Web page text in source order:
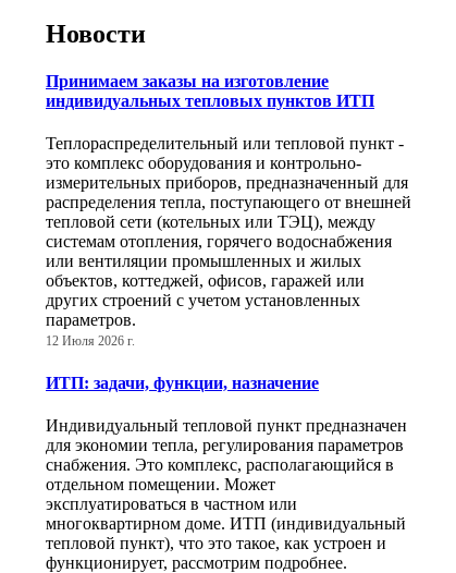
Новости
Принимаем заказы на изготовление
индивидуальных тепловых пунктов ИТП
Теплораспределительный или тепловой пункт -
это комплекс оборудования и контрольно-
измерительных приборов, предназначенный для
распределения тепла, поступающего от внешней
тепловой сети (котельных или ТЭЦ), между
системам отопления, горячего водоснабжения
или вентиляции промышленных и жилых
объектов, коттеджей, офисов, гаражей или
других строений с учетом установленных
параметров.
12 Июля 2026 г.
ИТП: задачи, функции, назначение
Индивидуальный тепловой пункт предназначен
для экономии тепла, регулирования параметров
снабжения. Это комплекс, располагающийся в
отдельном помещении. Может
эксплуатироваться в частном или
многоквартирном доме. ИТП (индивидуальный
тепловой пункт), что это такое, как устроен и
функционирует, рассмотрим подробнее.